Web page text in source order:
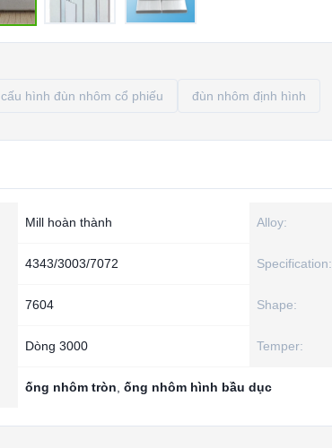
cấu hình đùn nhôm cổ phiếu đùn nhôm định hình
Mill hoàn thành Alloy:
4343/3003/7072 Specification:
7604 Shape:
Dòng 3000 Temper:
ống nhôm tròn ống nhôm hình bầu dục